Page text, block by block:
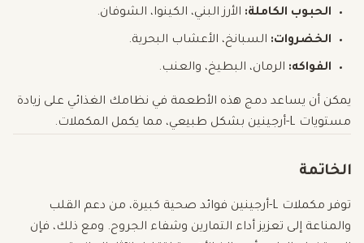
الحبوب الكاملة: الأرز البني، الكينوا، الشوفان.
الخضروات: السبانخ، الأعشاب البحرية.
الفواكه: الرمان، البطيخ، والعنب.
يمكن أن يساعد دمج هذه الأطعمة في نظامك الغذائي على زيادة
مستويات L-أرجينين بشكل طبيعي، مما يكمل المكملات.
الخاتمة
توفر مكملات L-أرجينين فوائد صحية كبيرة، من دعم القلب
والمناعة إلى تعزيز أداء التمارين وشفاء الجروح. ومع ذلك، فإن